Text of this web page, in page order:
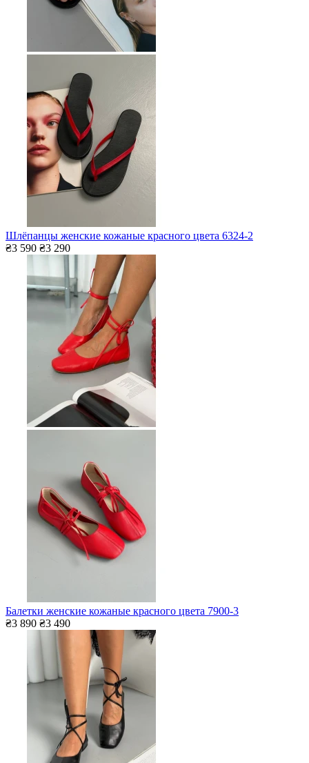
Шлёпанцы женские кожаные красного цвета 6324-2
₴3 590 ₴3 290
Балетки женские кожаные красного цвета 7900-3
₴3 890 ₴3 490